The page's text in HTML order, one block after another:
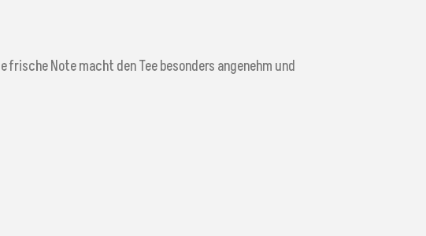
Note macht den Tee besonders angenehm und